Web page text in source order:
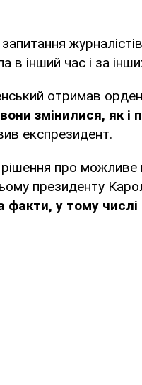
в інший час і за
отримав орден
змінилися, як
експрезидент.
про
президенту
факти, у тому